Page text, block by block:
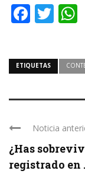
ETIQUETAS
Noticia
¿Has
registrado en